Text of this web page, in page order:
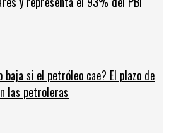
si el petróleo cae? El plazo de
las petroleras